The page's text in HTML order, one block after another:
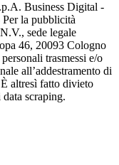
Business Digital -
la pubblicità
sede legale
46, 20093 Cologno
trasmessi e/o
all’addestramento di
altresì fatto divieto
scraping.